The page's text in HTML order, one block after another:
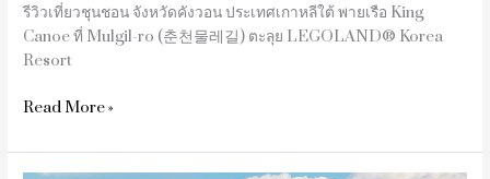
รีวิวเที่ยวชุนชอน จังหวัดคังวอน ประเทศเกาหลีใต้ พายเรือ King
Canoe ที่ Mulgil-ro (춘천물레길) ตะลุย LEGOLAND® Korea
Resort
Read More »